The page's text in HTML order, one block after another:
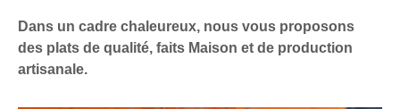
Dans un cadre chaleureux, nous vous proposons
des plats de qualité, faits Maison et de production
artisanale.